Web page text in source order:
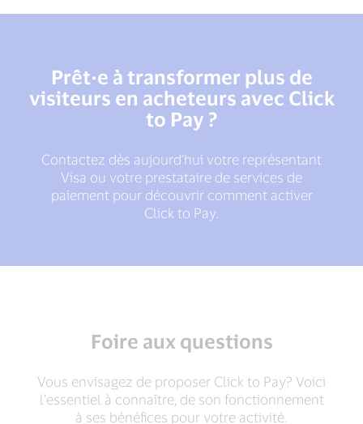
manuelle
du
PAN⁴
Prêt·e à transformer plus de
visiteurs en acheteurs avec Click
to Pay ?
Contactez dès aujourd’hui votre représentant
Visa ou votre prestataire de services de
paiement pour découvrir comment activer
Click to Pay.
Foire aux questions
Vous envisagez de proposer Click to Pay? Voici
l’essentiel à connaître, de son fonctionnement
à ses bénéfices pour votre activité.